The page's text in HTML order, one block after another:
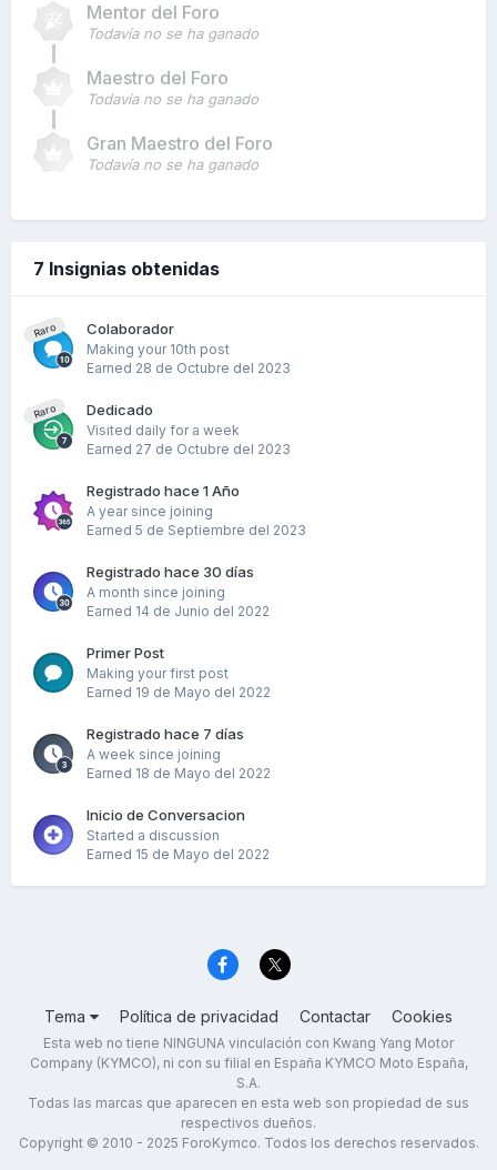
Mentor del Foro
Todavía no se ha ganado
Maestro del Foro
Todavía no se ha ganado
Gran Maestro del Foro
Todavía no se ha ganado
7 Insignias obtenidas
Raro Colaborador
Making your 10th post
Earned 28 de Octubre del 2023
Raro Dedicado
Visited daily for a week
Earned 27 de Octubre del 2023
Registrado hace 1 Año
A year since joining
Earned 5 de Septiembre del 2023
Registrado hace 30 días
A month since joining
Earned 14 de Junio del 2022
Primer Post
Making your first post
Earned 19 de Mayo del 2022
Registrado hace 7 días
A week since joining
Earned 18 de Mayo del 2022
Inicio de Conversacion
Started a discussion
Earned 15 de Mayo del 2022
Tema Política de privacidad Contactar Cookies
Esta web no tiene NINGUNA vinculación con Kwang Yang Motor
Company (KYMCO), ni con su filial en España KYMCO Moto España,
S.A.
Todas las marcas que aparecen en esta web son propiedad de sus
respectivos dueños.
Copyright © 2010 - 2025 ForoKymco. Todos los derechos reservados.